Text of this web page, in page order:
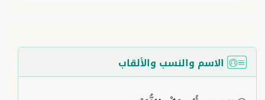
الاسم والنسب والألقاب